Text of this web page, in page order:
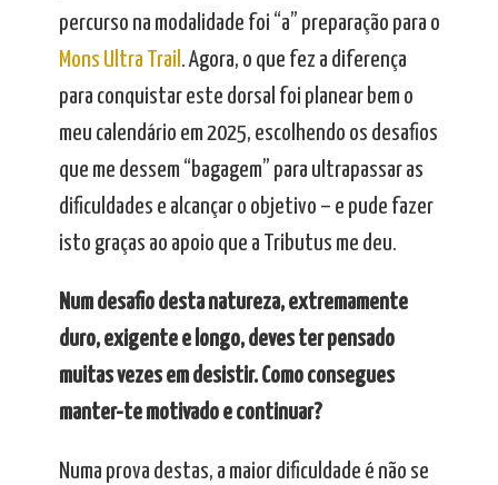
percurso na modalidade foi “a” preparação para o
Mons Ultra Trail . Agora, o que fez a diferença
para conquistar este dorsal foi planear bem o
meu calendário em 2025, escolhendo os desafios
que me dessem “bagagem” para ultrapassar as
dificuldades e alcançar o objetivo – e pude fazer
isto graças ao apoio que a Tributus me deu.
Num desafio desta natureza, extremamente
duro, exigente e longo, deves ter pensado
muitas vezes em desistir. Como consegues
manter-te motivado e continuar?
Numa prova destas, a maior dificuldade é não se